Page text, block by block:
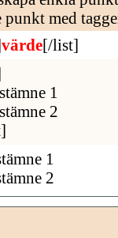
punkt med
värde[/list]
1
2
1
2